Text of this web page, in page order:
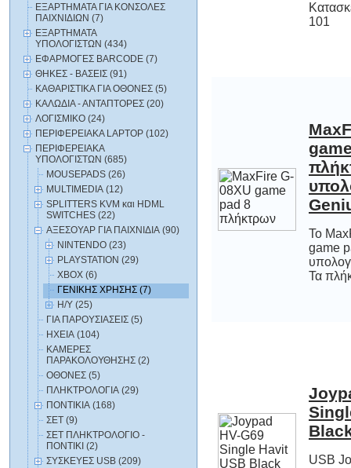
ΕΞΑΡΤΗΜΑΤΑ ΓΙΑ ΚΟΝΣΟΛΕΣ
ΠΑΙΧΝΙΔΙΩΝ (7)
ΕΞΑΡΤΗΜΑΤΑ
ΥΠΟΛΟΓΙΣΤΩΝ (434)
ΕΦΑΡΜΟΓΕΣ BARCODE (7)
ΘΗΚΕΣ - ΒΑΣΕΙΣ (91)
ΚΑΘΑΡΙΣΤΙΚΑ ΓΙΑ ΟΘΟΝΕΣ (5)
ΚΑΛΩΔΙΑ - ΑΝΤΑΠΤΟΡΕΣ (20)
ΛΟΓΙΣΜΙΚΟ (24)
ΠΕΡΙΦΕΡΕΙΑΚΑ LAPTOP (102)
ΠΕΡΙΦΕΡΕΙΑΚΑ
ΥΠΟΛΟΓΙΣΤΩΝ (685)
MOUSEPADS (26)
MULTIMEDIA (12)
SPLITTERS KVM και HDML
SWITCHES (22)
ΑΞΕΣΟΥΑΡ ΓΙΑ ΠΑΙΧΝΙΔΙΑ (90)
NINTENDO (23)
PLAYSTATION (29)
XBOX (6)
ΓΕΝΙΚΗΣ ΧΡΗΣΗΣ (7)
Η/Υ (25)
ΓΙΑ ΠΑΡΟΥΣΙΑΣΕΙΣ (5)
ΗΧΕΙΑ (104)
ΚΑΜΕΡΕΣ
ΠΑΡΑΚΟΛΟΥΘΗΣΗΣ (2)
ΟΘΟΝΕΣ (5)
ΠΛΗΚΤΡΟΛΟΓΙΑ (29)
ΠΟΝΤΙΚΙΑ (168)
ΣΕΤ (9)
ΣΕΤ ΠΛΗΚΤΡΟΛΟΓΙΟ -
ΠΟΝΤΙΚΙ (2)
ΣΥΣΚΕΥΕΣ USB (209)
101
Το
game
Τα
USB
στο